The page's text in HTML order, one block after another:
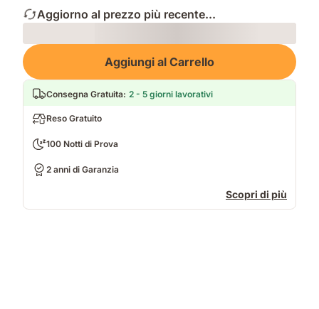
Aggiorno al prezzo più recente...
Loading
Aggiungi al Carrello
Consegna Gratuita: 2 - 5 giorni lavorativi
Reso Gratuito
100 Notti di Prova
2 anni di Garanzia
Scopri di più